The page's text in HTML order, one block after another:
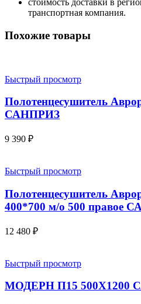
стоимость доставки в
транспортная компания.
Похожие товары
Быстрый просмотр
Полотенцесушитель
САНПРИЗ
9 390 ₽
Быстрый просмотр
Полотенцесушитель
400*700 м/о 500 правое
12 480 ₽
Быстрый просмотр
МОДЕРН П15 500X1200